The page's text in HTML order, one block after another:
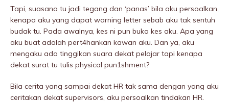
Tapi, suasana tu jadi tegang dan ‘panas’ bila aku persoalkan,
kenapa aku yang dapat warning letter sebab aku tak sentuh
budak tu. Pada awalnya, kes ni pun buka kes aku. Apa yang
aku buat adalah pert4hankan kawan aku. Dan ya, aku
mengaku ada tinggikan suara dekat pelajar tapi kenapa
dekat surat tu tulis physicaI pun1shment?
Bila cerita yang sampai dekat HR tak sama dengan yang aku
ceritakan dekat supervisors, aku persoalkan tindakan HR.